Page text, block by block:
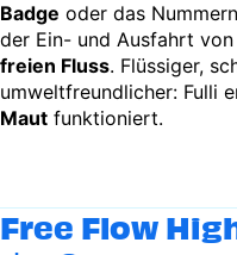
Badge oder das
der Ein- und Ausfahrt von
freien Fluss. Flüssiger,
umweltfreundlicher: Fulli
Maut funktioniert.
Free Flow